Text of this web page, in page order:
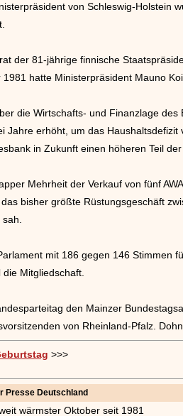
von Schleswig-Holstein
der 81-jährige finnische
hatte Ministerpräsident Mauno
die Wirtschafts- und Finanzlage
Jahre erhöht, um das
in Zukunft einen höheren Teil
Mehrheit der Verkauf von fünf
bisher größte Rüstungsgeschäft
sah.
mit 186 gegen 146 Stimmen
Mitgliedschaft.
den Mainzer
von Rheinland-Pfalz.
>>>
Presse Deutschland
wärmster Oktober seit 1981